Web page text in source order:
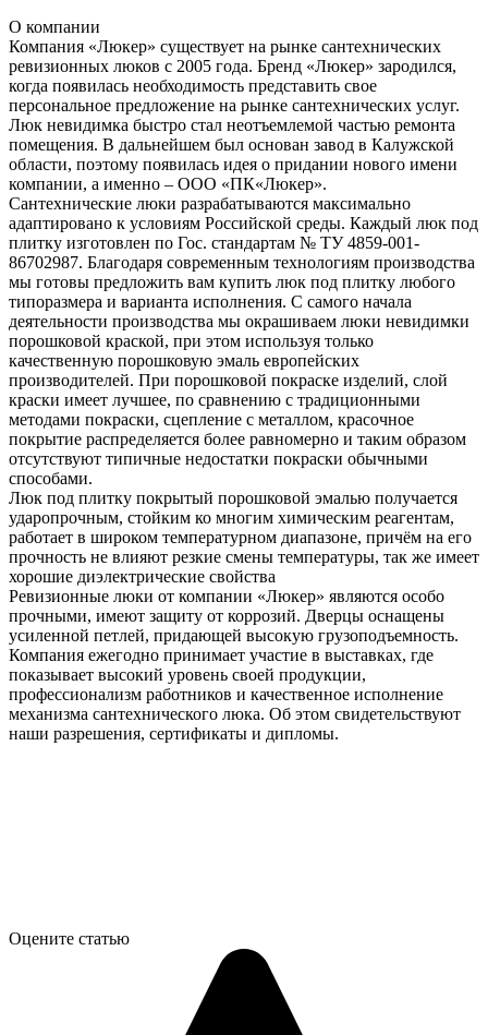
О компании
Компания «Люкер» существует на рынке сантехнических
ревизионных люков с 2005 года. Бренд «Люкер» зародился,
когда появилась необходимость представить свое
персональное предложение на рынке сантехнических услуг.
Люк невидимка быстро стал неотъемлемой частью ремонта
помещения. В дальнейшем был основан завод в Калужской
области, поэтому появилась идея о придании нового имени
компании, а именно – ООО «ПК«Люкер».
Сантехнические люки разрабатываются максимально
адаптировано к условиям Российской среды. Каждый люк под
плитку изготовлен по Гос. стандартам № ТУ 4859-001-
86702987. Благодаря современным технологиям производства
мы готовы предложить вам купить люк под плитку любого
типоразмера и варианта исполнения. С самого начала
деятельности производства мы окрашиваем люки невидимки
порошковой краской, при этом используя только
качественную порошковую эмаль европейских
производителей. При порошковой покраске изделий, слой
краски имеет лучшее, по сравнению с традиционными
методами покраски, сцепление с металлом, красочное
покрытие распределяется более равномерно и таким образом
отсутствуют типичные недостатки покраски обычными
способами.
Люк под плитку покрытый порошковой эмалью получается
ударопрочным, стойким ко многим химическим реагентам,
работает в широком температурном диапазоне, причём на его
прочность не влияют резкие смены температуры, так же имеет
хорошие диэлектрические свойства
Ревизионные люки от компании «Люкер» являются особо
прочными, имеют защиту от коррозий. Дверцы оснащены
усиленной петлей, придающей высокую грузоподъемность.
Компания ежегодно принимает участие в выставках, где
показывает высокий уровень своей продукции,
профессионализм работников и качественное исполнение
механизма сантехнического люка. Об этом свидетельствуют
наши разрешения, сертификаты и дипломы.
Оцените статью